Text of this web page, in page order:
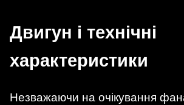
Двигун і технічні
характеристики
Незважаючи на очікування